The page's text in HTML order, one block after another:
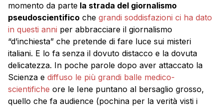
momento da parte la strada del giornalismo
pseudoscientifico che grandi soddisfazioni ci ha dato
in questi anni per abbracciare il giornalismo
“d’inchiesta” che pretende di fare luce sui misteri
italiani. E lo fa senza il dovuto distacco e la dovuta
delicatezza. In poche parole dopo aver attaccato la
Scienza e diffuso le più grandi balle medico-
scientifiche ore le Iene puntano al bersaglio grosso,
quello che fa audience (pochina per la verità visti i